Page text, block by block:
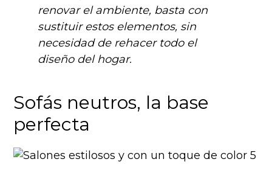
renovar el ambiente, basta con
sustituir estos elementos, sin
necesidad de rehacer todo el
diseño del hogar.
Sofás neutros, la base
perfecta